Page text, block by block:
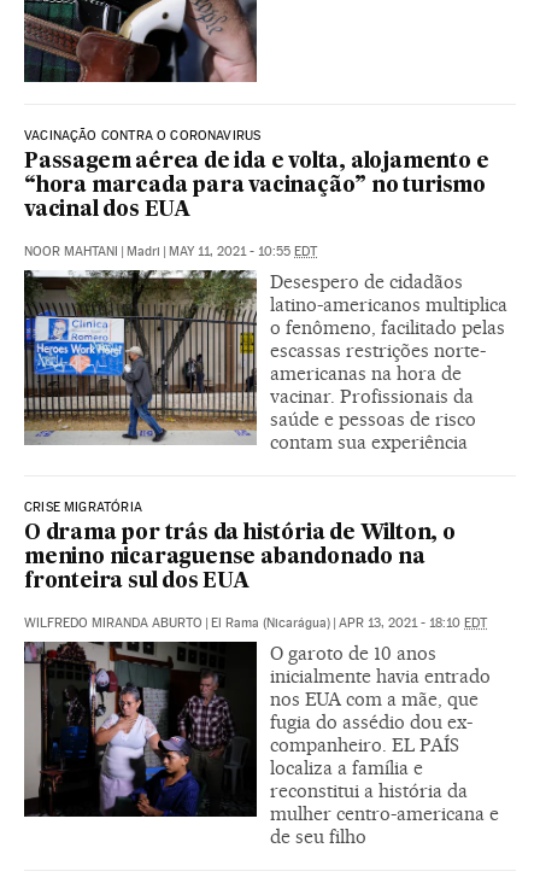
VACINAÇÃO CONTRA O CORONAVIRUS
Passagem aérea de ida e volta, alojamento e
“hora marcada para vacinação” no turismo
vacinal dos EUA
NOOR MAHTANI | Madri | MAY 11, 2021 - 10:55 EDT
Desespero de cidadãos
latino-americanos multiplica
o fenômeno, facilitado pelas
escassas restrições norte-
americanas na hora de
vacinar. Profissionais da
saúde e pessoas de risco
contam sua experiência
CRISE MIGRATÓRIA
O drama por trás da história de Wilton, o
menino nicaraguense abandonado na
fronteira sul dos EUA
WILFREDO MIRANDA ABURTO | El Rama (Nicarágua) | APR 13, 2021 - 18:10 EDT
O garoto de 10 anos
inicialmente havia entrado
nos EUA com a mãe, que
fugia do assédio dou ex-
companheiro. EL PAÍS
localiza a família e
reconstitui a história da
mulher centro-americana e
de seu filho